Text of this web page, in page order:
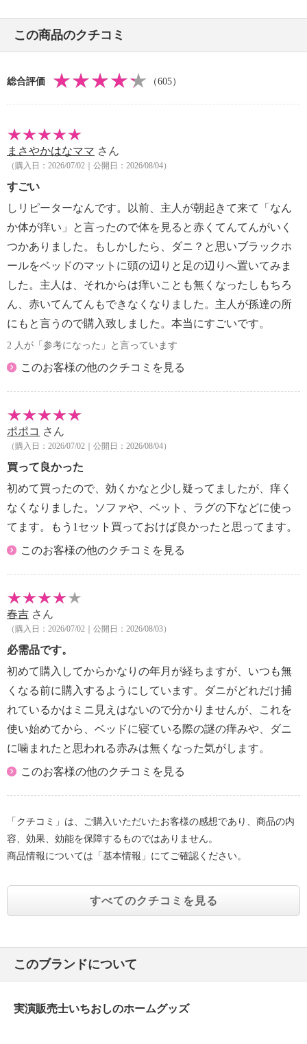
・捕集効果が無くなることはないが、誘引香の希薄化
から使用期間の目安を３ヶ月としている。
【同梱書類】
・同梱書類なし
【保証（有無）、保証期間】
・なし
・日本製
この商品のクチコミ
総合評価 （605）
まさやかはなママ さん
（購入日：2026/07/02｜公開日：2026/08/04）
すごい
しリピーターなんです。以前、主人が朝起きて来て「なん
か体が痒い」と言ったので体を見ると赤くてんてんがいく
つかありました。もしかしたら、ダニ？と思いブラックホ
ールをベッドのマットに頭の辺りと足の辺りへ置いてみま
した。主人は、それからは痒いことも無くなったしもちろ
ん、赤いてんてんもできなくなりました。主人が孫達の所
にもと言うので購入致しました。本当にすごいです。
2 人が「参考になった」と言っています
このお客様の他のクチコミを見る
ポポコ さん
（購入日：2026/07/02｜公開日：2026/08/04）
買って良かった
初めて買ったので、効くかなと少し疑ってましたが、痒く
なくなりました。ソファや、ベット、ラグの下などに使っ
てます。もう1セット買っておけば良かったと思ってます。
このお客様の他のクチコミを見る
春吉 さん
（購入日：2026/07/02｜公開日：2026/08/03）
必需品です。
初めて購入してからかなりの年月が経ちますが、いつも無
くなる前に購入するようにしています。ダニがどれだけ捕
れているかはミニ見えはないので分かりませんが、これを
使い始めてから、ベッドに寝ている際の謎の痒みや、ダニ
に噛まれたと思われる赤みは無くなった気がします。
このお客様の他のクチコミを見る
「クチコミ」は、ご購入いただいたお客様の感想であり、商品の内
容、効果、効能を保障するものではありません。
商品情報については「基本情報」にてご確認ください。
すべてのクチコミを見る
このブランドについて
実演販売士いちおしのホームグッズ